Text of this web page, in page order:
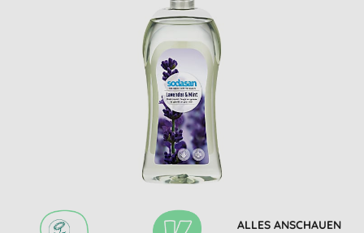
ALLES ANSCHAUEN